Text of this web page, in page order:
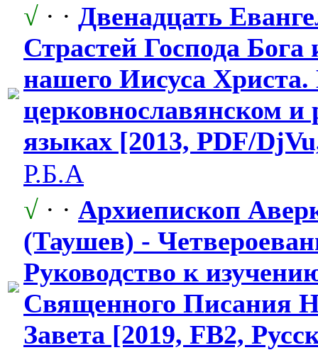
√ · · Двенадцать
Страстей Господа Бога
нашего Иисуса
церковнослав​янском и
языках [2013, PDF/
Р.Б.А
√ · · Архиепископ
(Таушев) -
Руководство к
Священного Писания
Завета [2019, FB2,